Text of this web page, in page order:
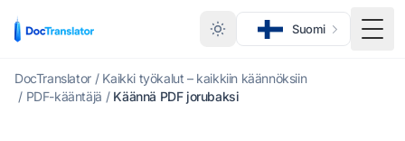
Suomi
DocTranslator / Kaikki työkalut – kaikkiin käännöksiin
/ PDF-kääntäjä / Käännä PDF jorubaksi